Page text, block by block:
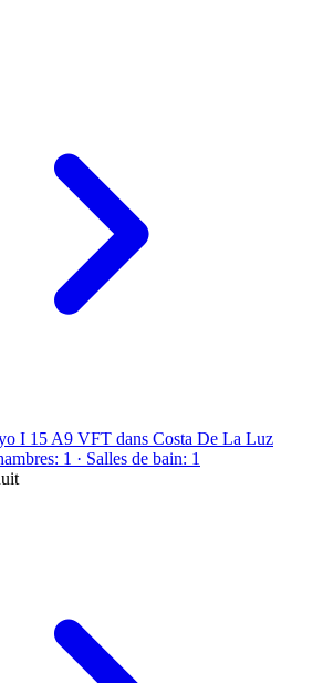
I 15 A9 VFT dans Costa De La Luz
1 · Salles de bain: 1